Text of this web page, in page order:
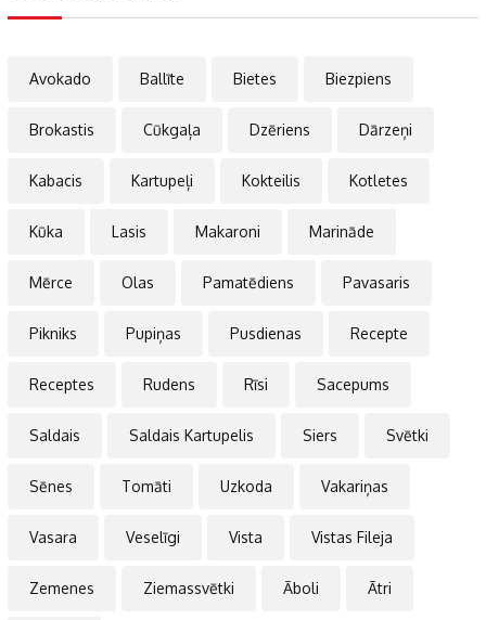
Avokado Ballīte Bietes Biezpiens
Brokastis Cūkgaļa Dzēriens Dārzeņi
Kabacis Kartupeļi Kokteilis Kotletes
Kūka Lasis Makaroni Marināde
Mērce Olas Pamatēdiens Pavasaris
Pikniks Pupiņas Pusdienas Recepte
Receptes Rudens Rīsi Sacepums
Saldais Saldais Kartupelis Siers Svētki
Sēnes Tomāti Uzkoda Vakariņas
Vasara Veselīgi Vista Vistas Fileja
Zemenes Ziemassvētki Āboli Ātri